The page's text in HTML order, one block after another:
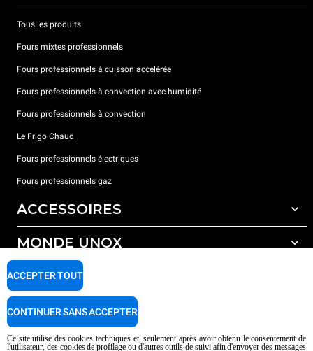
Tous les produits
Fours mixtes professionnels
Fours professionnels à cuisson accélérée
Fours professionnels à convection avec humidité
Fours professionnels à convection
Le Frigo Chaud
Fours professionnels électriques
Fours professionnels gaz
ACCESSOIRES
Tous les accessoires
Détergents pour lavage automatique
Détergents pour lavage manuel
Traitement de l'eau avec filtres à résine
MONDE UNOX
Nos bureaux dans le monde
SUPPORT
Garantie Unox
Ce site utilise des cookies techniques et, seulement après avoir obtenu le consentement de
l'utilisateur, des cookies de profilage ou d'autres outils de suivi afin d'envoyer des messages
ACCEPTER TOUT
CONTINUER SANS ACCEPTER